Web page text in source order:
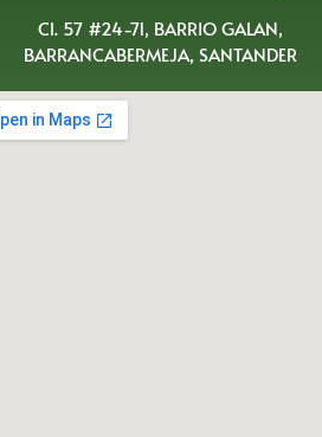
Cl. 57 #24-71, BARRIO GALAN,
BARRANCABERMEJA, SANTANDER